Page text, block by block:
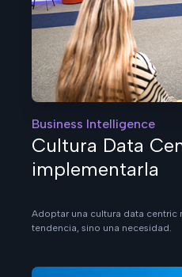
Business Intelligence
Cultura Data
implementarla
Adoptar una cultura data centric
tendencia, sino una necesidad.